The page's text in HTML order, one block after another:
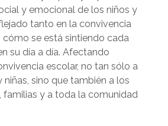
y emocional de los niños y
tanto en la convivencia
cómo se está sintiendo cada
su día a día. Afectando
escolar, no tan sólo a
sino que también a los
familias y a toda la comunidad